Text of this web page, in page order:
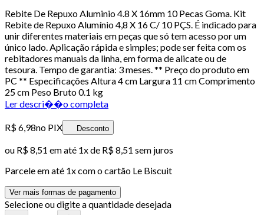
Rebite De Repuxo Aluminio 4.8 X 16mm 10 Pecas Goma. Kit
Rebite de Repuxo Alumínio 4,8 X 16 C/ 10 PÇS. É indicado para
unir diferentes materiais em peças que só tem acesso por um
único lado. Aplicação rápida e simples; pode ser feita com os
rebitadores manuais da linha, em forma de alicate ou de
tesoura. Tempo de garantia: 3 meses. ** Preço do produto em
PC ** Especificações Altura 4 cm Largura 11 cm Comprimento
25 cm Peso Bruto 0.1 kg
Ler descri��o completa
R$ 6,98no PIX Desconto
ou R$ 8,51 em até 1x de R$ 8,51 sem juros
Parcele em até 1x com o cartão Le Biscuit
Ver mais formas de pagamento
Selecione ou digite a quantidade desejada